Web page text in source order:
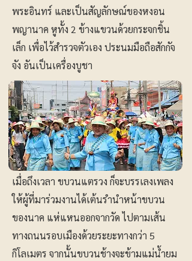
พระอินทร์ และเป็นสัญลักษณ์ของหงอน
พญานาค หูทั้ง 2 ข้างแขวนด้วยกระจกชิ้น
เล็ก เพื่อไว้สำรวจตัวเอง ประนมมือถือสักกัจ
จัง อันเป็นเครื่องบูชา
เมื่อถึงเวลา ขบวนแตรวง ก็จะบรรเลงเพลง
ให้ผู้ที่มาร่วมงานได้เต้นรำนำหน้าขบวน
ของนาค แห่แหนออกจากวัด ไปตามเส้น
ทางถนนรอบเมืองด้วยระยะทางกว่า 5
กิโลเมตร จากนั้นขบวนช้างจะข้ามแม่น้ำยม